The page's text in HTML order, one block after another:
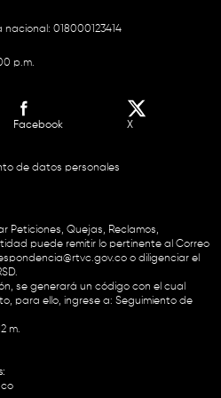
nacional: 018000123414
p.m.
Facebook X
de datos personales
Peticiones, Quejas, Reclamos,
puede remitir lo pertinente al Correo
o diligenciar el
se generará un código con el cual
para ello, ingrese a: Seguimiento de
m.